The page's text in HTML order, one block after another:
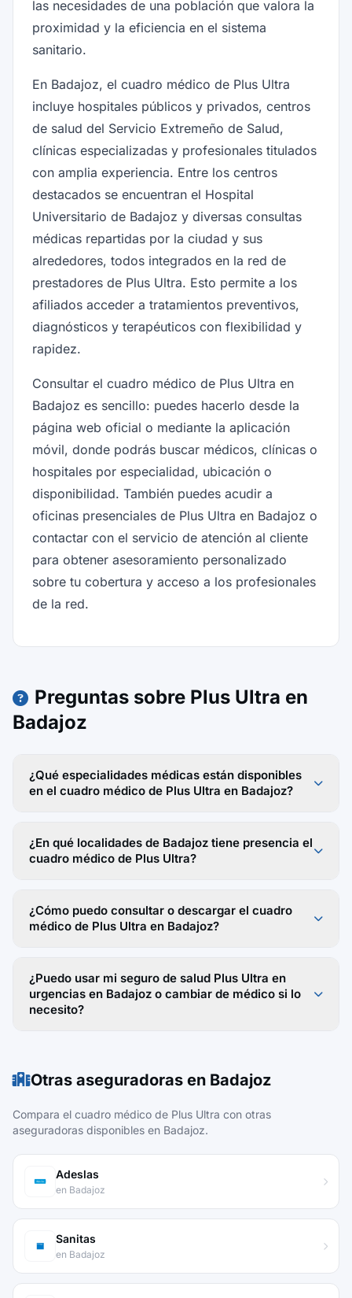
las necesidades de una población que valora la
proximidad y la eficiencia en el sistema
sanitario.
En Badajoz, el cuadro médico de Plus Ultra
incluye hospitales públicos y privados, centros
de salud del Servicio Extremeño de Salud,
clínicas especializadas y profesionales titulados
con amplia experiencia. Entre los centros
destacados se encuentran el Hospital
Universitario de Badajoz y diversas consultas
médicas repartidas por la ciudad y sus
alrededores, todos integrados en la red de
prestadores de Plus Ultra. Esto permite a los
afiliados acceder a tratamientos preventivos,
diagnósticos y terapéuticos con flexibilidad y
rapidez.
Consultar el cuadro médico de Plus Ultra en
Badajoz es sencillo: puedes hacerlo desde la
página web oficial o mediante la aplicación
móvil, donde podrás buscar médicos, clínicas o
hospitales por especialidad, ubicación o
disponibilidad. También puedes acudir a
oficinas presenciales de Plus Ultra en Badajoz o
contactar con el servicio de atención al cliente
para obtener asesoramiento personalizado
sobre tu cobertura y acceso a los profesionales
de la red.
Preguntas sobre Plus Ultra en
Badajoz
¿Qué especialidades médicas están disponibles
en el cuadro médico de Plus Ultra en Badajoz?
¿En qué localidades de Badajoz tiene presencia el
cuadro médico de Plus Ultra?
¿Cómo puedo consultar o descargar el cuadro
médico de Plus Ultra en Badajoz?
¿Puedo usar mi seguro de salud Plus Ultra en
urgencias en Badajoz o cambiar de médico si lo
necesito?
Otras aseguradoras en Badajoz
Compara el cuadro médico de Plus Ultra con otras
aseguradoras disponibles en Badajoz.
Adeslas
en Badajoz
Sanitas
en Badajoz